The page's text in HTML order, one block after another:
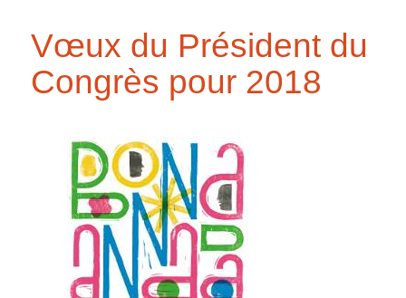
Vœux du Président du
Congrès pour 2018